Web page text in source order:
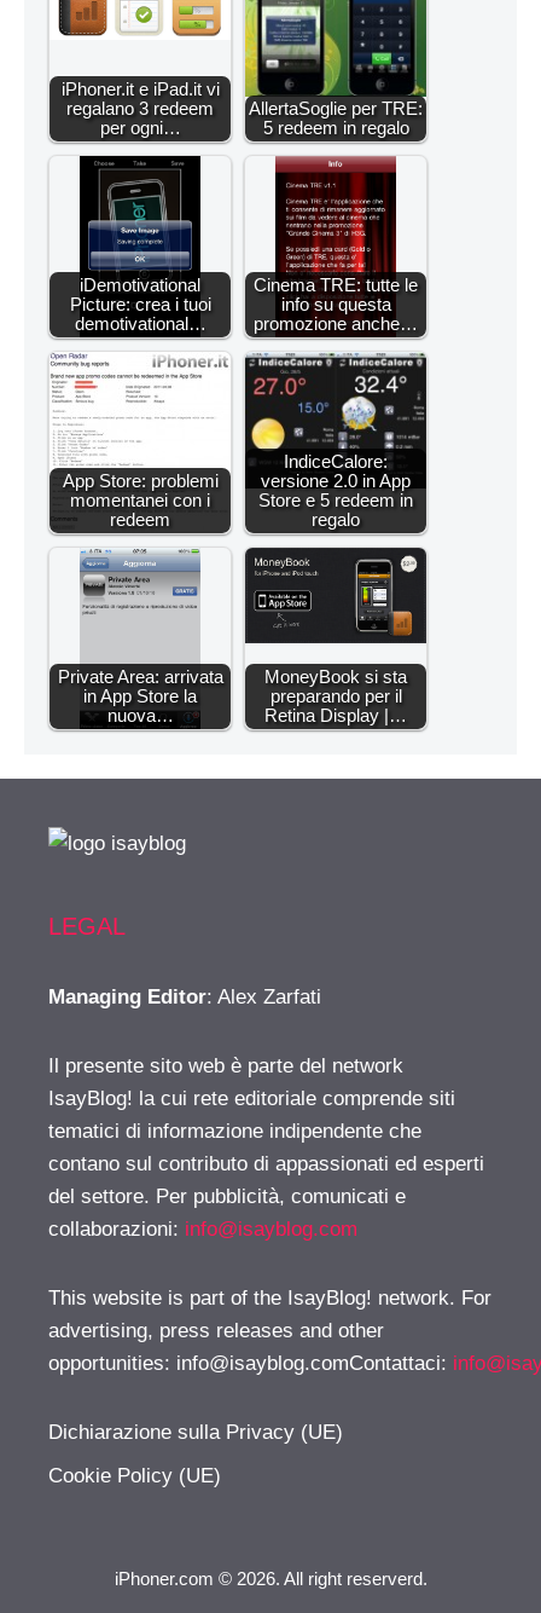
iPhoner.it e iPad.it vi
regalano 3 redeem
per ogni…
AllertaSoglie per TRE:
5 redeem in regalo
iDemotivational
Picture: crea i tuoi
demotivational…
Cinema TRE: tutte le
info su questa
promozione anche…
App Store: problemi
momentanei con i
redeem
IndiceCalore:
versione 2.0 in App
Store e 5 redeem in
regalo
Private Area: arrivata
in App Store la
nuova…
MoneyBook si sta
preparando per il
Retina Display |…
LEGAL
Managing Editor: Alex Zarfati
Il presente sito web è parte del network
IsayBlog! la cui rete editoriale comprende siti
tematici di informazione indipendente che
contano sul contributo di appassionati ed esperti
del settore. Per pubblicità, comunicati e
collaborazioni: info@isayblog.com
This website is part of the IsayBlog! network. For
advertising, press releases and other
opportunities: info@isayblog.comContattaci:
Dichiarazione sulla Privacy (UE)
Cookie Policy (UE)
iPhoner.com © 2026. All right reserverd.